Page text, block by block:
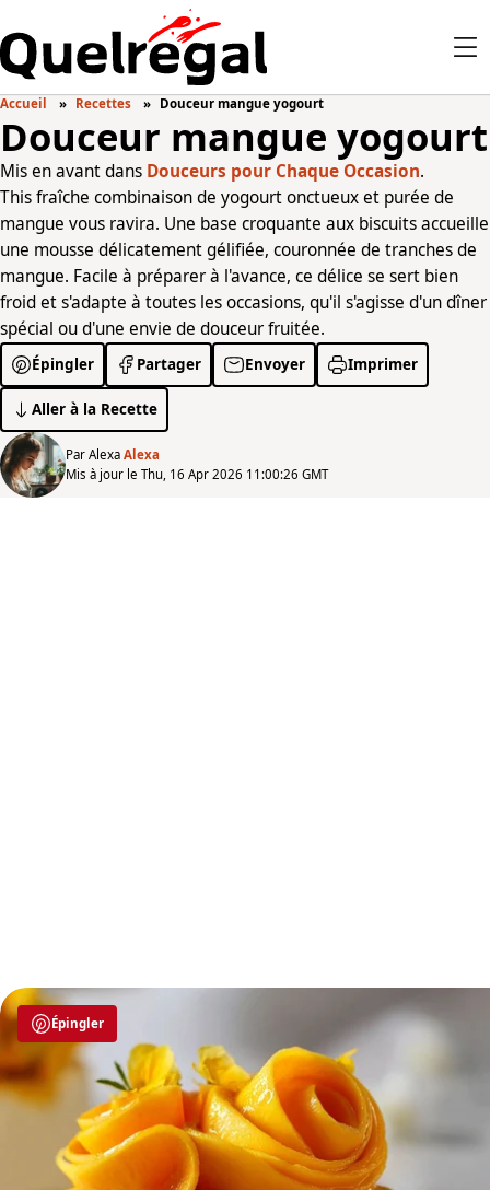
Accueil Recettes Douceur mangue yogourt
Douceur mangue yogourt
Mis en avant dans Douceurs pour Chaque Occasion.
This fraîche combinaison de yogourt onctueux et purée de
mangue vous ravira. Une base croquante aux biscuits accueille
une mousse délicatement gélifiée, couronnée de tranches de
mangue. Facile à préparer à l'avance, ce délice se sert bien
froid et s'adapte à toutes les occasions, qu'il s'agisse d'un dîner
spécial ou d'une envie de douceur fruitée.
Épingler Partager Envoyer Imprimer
Aller à la Recette
Par Alexa Alexa
Mis à jour le Thu, 16 Apr 2026 11:00:26 GMT
Épingler